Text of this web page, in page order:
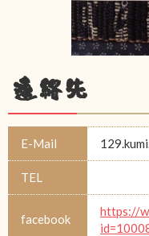
連絡先
E-Mail
TEL
facebook
https://